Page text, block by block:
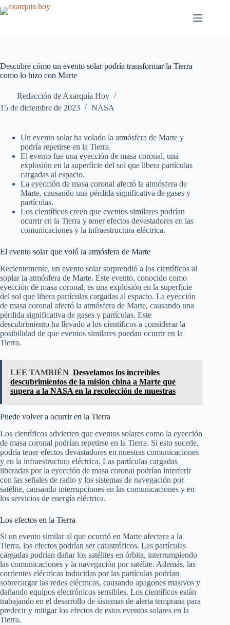
Saltar
al
Descubre cómo un evento solar podría transformar la Tierra
como lo hizo con Marte
Redacción de Axarquía Hoy
15 de diciembre de 2023
NASA
Un evento solar ha volado la atmósfera de Marte y
podría repetirse en la Tierra.
El evento fue una eyección de masa coronal, una
explosión en la superficie del sol que libera partículas
cargadas al espacio.
La eyección de masa coronal afectó la atmósfera de
Marte, causando una pérdida significativa de gases y
partículas.
Los científicos creen que eventos similares podrían
ocurrir en la Tierra y tener efectos devastadores en las
comunicaciones y la infraestructura eléctrica.
El evento solar que voló la atmósfera de Marte
Recientemente, un evento solar sorprendió a los científicos al
soplar la atmósfera de Marte. Este evento, conocido como
eyección de masa coronal, es una explosión en la superficie
del sol que libera partículas cargadas al espacio. La eyección
de masa coronal afectó la atmósfera de Marte, causando una
pérdida significativa de gases y partículas. Este
descubrimiento ha llevado a los científicos a considerar la
posibilidad de que eventos similares puedan ocurrir en la
Tierra.
LEE TAMBIÉN Desvelamos los increíbles
descubrimientos de la misión china a Marte que
supera a la NASA en la recolección de muestras
Puede volver a ocurrir en la Tierra
Los científicos advierten que eventos solares como la eyección
de masa coronal podrían repetirse en la Tierra. Si esto sucede,
podría tener efectos devastadores en nuestras comunicaciones
y en la infraestructura eléctrica. Las partículas cargadas
liberadas por la eyección de masa coronal podrían interferir
con las señales de radio y los sistemas de navegación por
satélite, causando interrupciones en las comunicaciones y en
los servicios de energía eléctrica.
Los efectos en la Tierra
Si un evento similar al que ocurrió en Marte afectara a la
Tierra, los efectos podrían ser catastróficos. Las partículas
cargadas podrían dañar los satélites en órbita, interrumpiendo
las comunicaciones y la navegación por satélite. Además, las
corrientes eléctricas inducidas por las partículas podrían
sobrecargar las redes eléctricas, causando apagones masivos y
dañando equipos electrónicos sensibles. Los científicos están
trabajando en el desarrollo de sistemas de alerta temprana para
predecir y mitigar los efectos de estos eventos solares en la
Tierra.